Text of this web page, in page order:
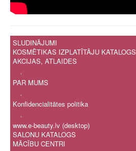
SLUDINĀJUMI
KOSMĒTIKAS IZPLATĪTĀJU KATALOGS
AKCIJAS, ATLAIDES
.
PAR MUMS
.
Konfidencialitātes politika
.
www.e-beauty.lv (desktop)
SALONU KATALOGS
MĀCĪBU CENTRI